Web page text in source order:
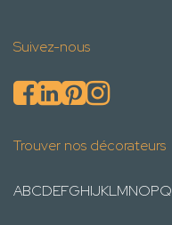
Suivez-nous
Trouver nos décorateurs
ABCDEFGHIJKLMNOPQ